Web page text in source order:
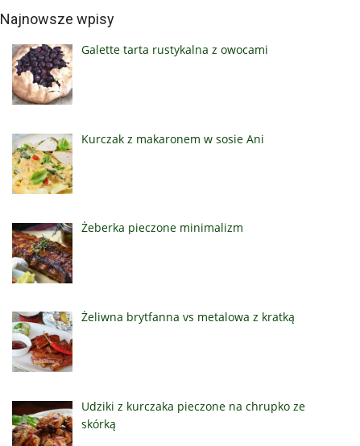
Najnowsze wpisy
Galette tarta rustykalna z owocami
Kurczak z makaronem w sosie Ani
Żeberka pieczone minimalizm
Żeliwna brytfanna vs metalowa z kratką
Udziki z kurczaka pieczone na chrupko ze
skórką